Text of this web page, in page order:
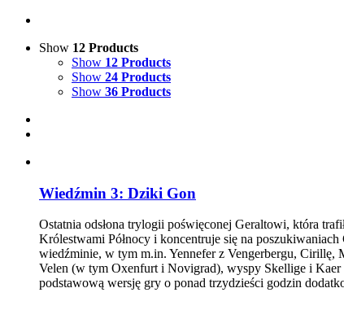
Show 12 Products
Show 12 Products
Show 24 Products
Show 36 Products
Wiedźmin 3: Dziki Gon
Ostatnia odsłona trylogii poświęconej Geraltowi, która
Królestwami Północy i koncentruje się na
wiedźminie, w tym m.in. Yennefer z Vengerbergu, Cirillę,
Velen (w tym Oxenfurt i Novigrad), wyspy Skellige i Kaer
podstawową wersję gry o ponad trzydzieści godzin